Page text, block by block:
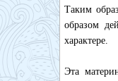
Таким
образом
характере.
Эта